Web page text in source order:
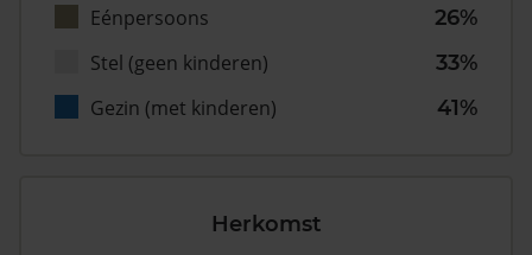
Eénpersoons
26%
Stel (geen kinderen)
33%
Gezin (met kinderen)
41%
Herkomst